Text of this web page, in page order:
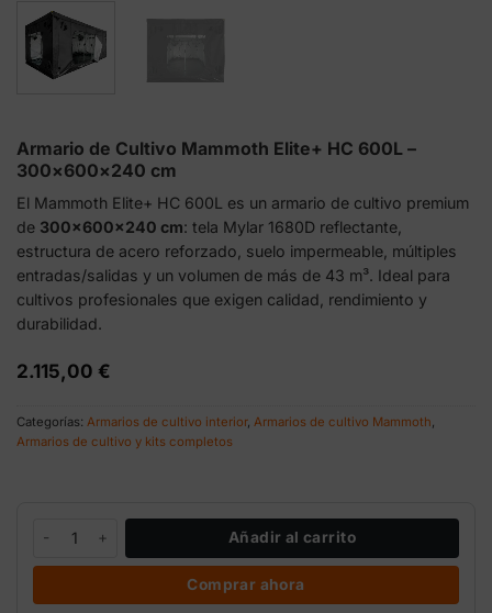
Armario de Cultivo Mammoth Elite+ HC 600L –
300×600×240 cm
El Mammoth Elite+ HC 600L es un armario de cultivo premium
de 300×600×240 cm: tela Mylar 1680D reflectante,
estructura de acero reforzado, suelo impermeable, múltiples
entradas/salidas y un volumen de más de 43 m³. Ideal para
cultivos profesionales que exigen calidad, rendimiento y
durabilidad.
2.115,00 €
Categorías: Armarios de cultivo interior, Armarios de cultivo Mammoth
Armarios de cultivo y kits completos
Armario de Cultivo Mammoth Elite+ HC 600L – 300×600×240 cm
Añadir al carrito
Comprar ahora